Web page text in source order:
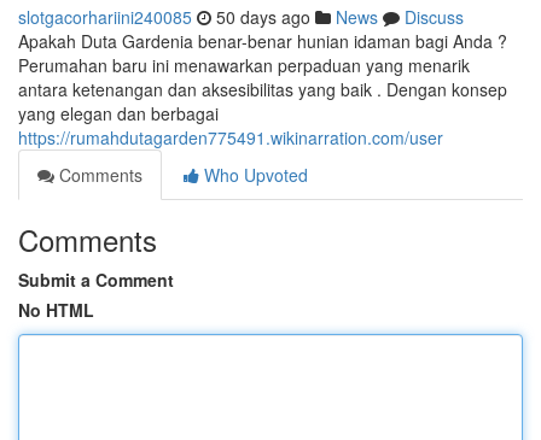
slotgacorhariini240085 50 days ago News
Discuss
Apakah Duta Gardenia benar-benar hunian idaman bagi Anda ?
Perumahan baru ini menawarkan perpaduan yang menarik
antara ketenangan dan aksesibilitas yang baik . Dengan konsep
yang elegan dan berbagai
https://rumahdutagarden775491.wikinarration.com/user
Comments
Who Upvoted
Comments
Submit a Comment
No HTML